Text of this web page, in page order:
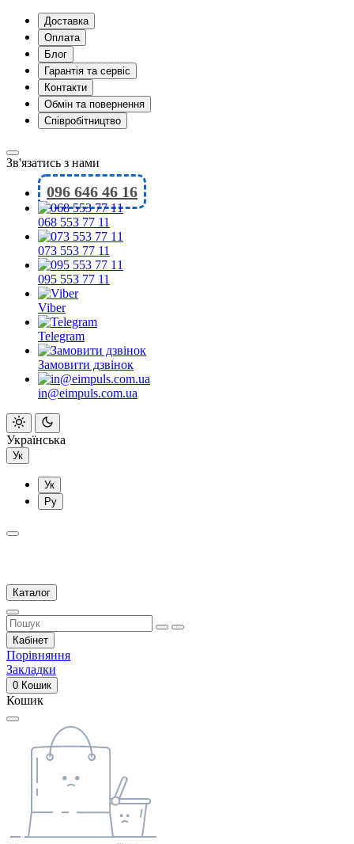
Доставка
Оплата
Блог
Гарантія та сервіс
Контакти
Обмін та повернення
Співробітництво
Зв'язатись з нами
096 646 46 16
068 553 77 11
073 553 77 11
095 553 77 11
Viber
Telegram
Замовити дзвінок
in@eimpuls.com.ua
Українська
Ук
Ук
Ру
Каталог
Кабінет
Порівняння
Закладки
0 Кошик
Кошик